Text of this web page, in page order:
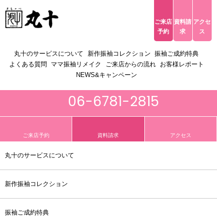
ご来店
予約
資料請
求
アクセ
ス
丸十のサービスについて 新作振袖コレクション
振袖ご成約特典
よくある質問
ママ振袖リメイク ご来店からの流れ
お客様レポート
NEWS&キャンペーン
ACCESS
06-6781-2815
ご来店予約 資料請求 アクセス
丸十のサービスについて
新作振袖コレクション
振袖ご成約特典